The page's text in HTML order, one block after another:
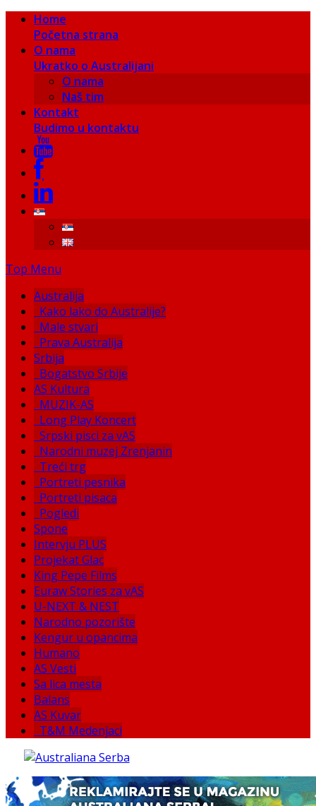
Home
Početna strana
O nama
Ukratko o Australijani
O nama
Naš tim
Kontakt
Budimo u kontaktu
Top Menu
Australija
Kako lako do Australije?
Male stvari
Prava Australija
Srbija
Bogatstvo Srbije
AS Kultura
MUZIK-AS
Long Play Koncert
Srpski pisci za vAS
Narodni muzej Zrenjanin
Treći trg
Portreti pesnika
Portreti pisaca
Pogledi
Spone
Intervju PLUS
Projekat Glac
King Pepe Films
Euraw Stories za vAS
U-NEXT & NEST
Narodno pozorište
Kengur u opancima
Humano
AS Vesti
Sa lica mesta
Balans
AS Kuvar
T&M Medenjaci